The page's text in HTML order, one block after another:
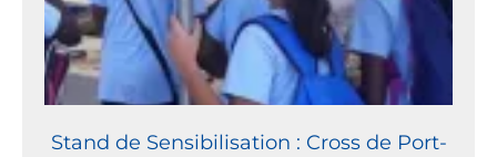
Stand de Sensibilisation : Cross de Port-